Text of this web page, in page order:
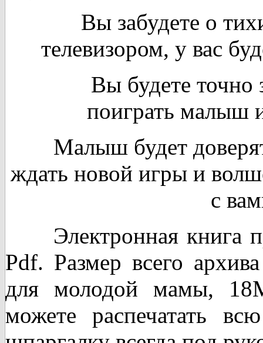
Вы забудете о
телевизором, у вас
Вы будете точно
поиграть малыш
Малыш будет
ждать новой игры и
с
Электронная книга
Pdf. Размер всего
для молодой мамы,
можете распечатать